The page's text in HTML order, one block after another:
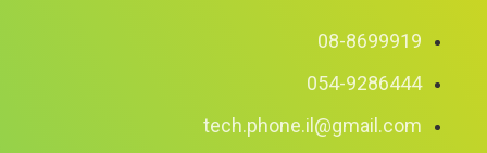
08-8699919
054-9286444
tech.phone.il@gmail.com